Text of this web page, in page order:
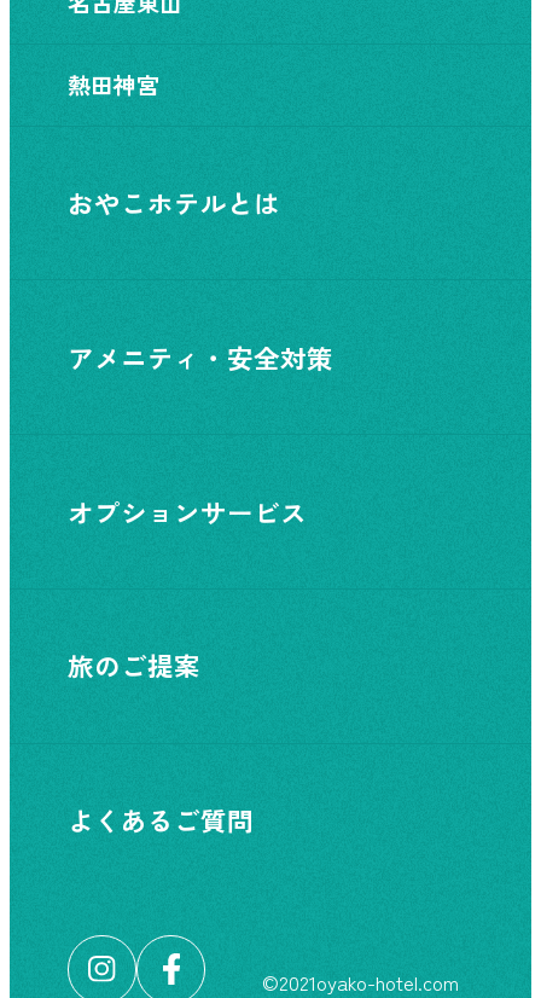
熱田神宮
おやこホテルとは
アメニティ・安全対策
オプションサービス
旅のご提案
よくあるご質問
©︎2021oyako-hotel.com